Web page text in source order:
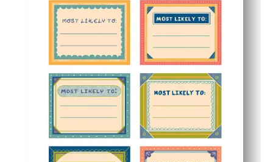
灵活打印-使用不干胶纸制作即剥即粘纸或带胶带的普
Cookie 设置中管理您的偏好设置，随时撤消您的授权，或者
Cookie 与广告支持。
Cookie 设置 接受所有 Cookie